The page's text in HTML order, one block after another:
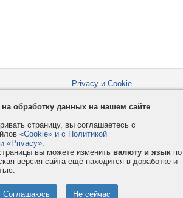
Privacy и Cookie
Форумы
VMESTE.EU
на обработку данных на нашем сайте
страницу, вы соглашаетесь с
«Cookie» и с Политикой
«Privacy».
вы можете изменить валюту и язык по
версия сайта ещё находится в доработке и